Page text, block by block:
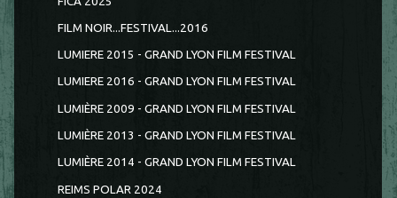
FILM NOIR...FESTIVAL...2016
LUMIERE 2015 - GRAND LYON FILM FESTIVAL
LUMIERE 2016 - GRAND LYON FILM FESTIVAL
LUMIÈRE 2009 - GRAND LYON FILM FESTIVAL
LUMIÈRE 2013 - GRAND LYON FILM FESTIVAL
LUMIÈRE 2014 - GRAND LYON FILM FESTIVAL
REIMS POLAR 2024